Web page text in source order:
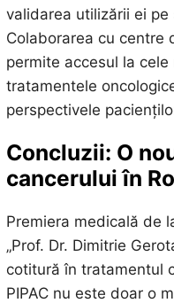
validarea utilizării ei pe
Colaborarea cu centre
permite accesul la
tratamentele
perspectivele
Concluzii: O
cancerului în
Premiera medicală de
„Prof. Dr. Dimitrie
cotitură în tratamentul
PIPAC nu este doar o